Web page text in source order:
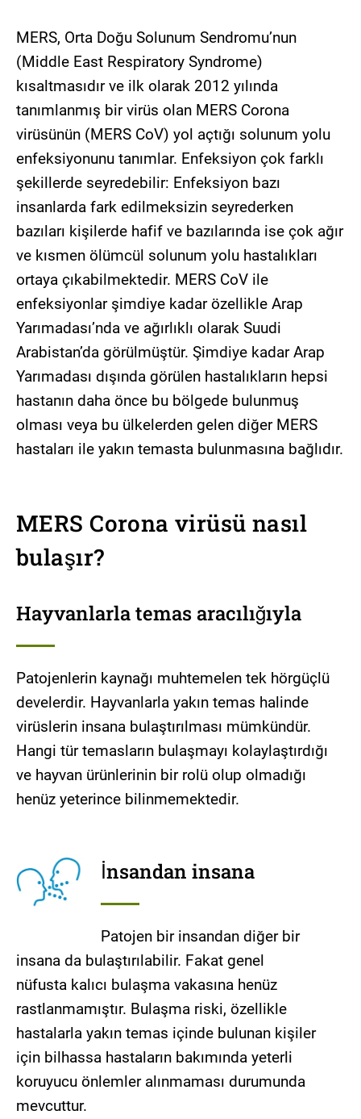
MERS, Orta Doğu Solunum Sendromu’nun
(Middle East Respiratory Syndrome)
kısaltmasıdır ve ilk olarak 2012 yılında
tanımlanmış bir virüs olan MERS Corona
virüsünün (MERS CoV) yol açtığı solunum yolu
enfeksiyonunu tanımlar. Enfeksiyon çok farklı
şekillerde seyredebilir: Enfeksiyon bazı
insanlarda fark edilmeksizin seyrederken
bazıları kişilerde hafif ve bazılarında ise çok ağır
ve kısmen ölümcül solunum yolu hastalıkları
ortaya çıkabilmektedir. MERS CoV ile
enfeksiyonlar şimdiye kadar özellikle Arap
Yarımadası’nda ve ağırlıklı olarak Suudi
Arabistan’da görülmüştür. Şimdiye kadar Arap
Yarımadası dışında görülen hastalıkların hepsi
hastanın daha önce bu bölgede bulunmuş
olması veya bu ülkelerden gelen diğer MERS
hastaları ile yakın temasta bulunmasına bağlıdır.
MERS Corona virüsü nasıl
bulaşır?
Hayvanlarla temas aracılığıyla
Patojenlerin kaynağı muhtemelen tek hörgüçlü
develerdir. Hayvanlarla yakın temas halinde
virüslerin insana bulaştırılması mümkündür.
Hangi tür temasların bulaşmayı kolaylaştırdığı
ve hayvan ürünlerinin bir rolü olup olmadığı
henüz yeterince bilinmemektedir.
İnsandan insana
Patojen bir insandan diğer bir
insana da bulaştırılabilir. Fakat genel
nüfusta kalıcı bulaşma vakasına henüz
rastlanmamıştır. Bulaşma riski, özellikle
hastalarla yakın temas içinde bulunan kişiler
için bilhassa hastaların bakımında yeterli
koruyucu önlemler alınmaması durumunda
mevcuttur.